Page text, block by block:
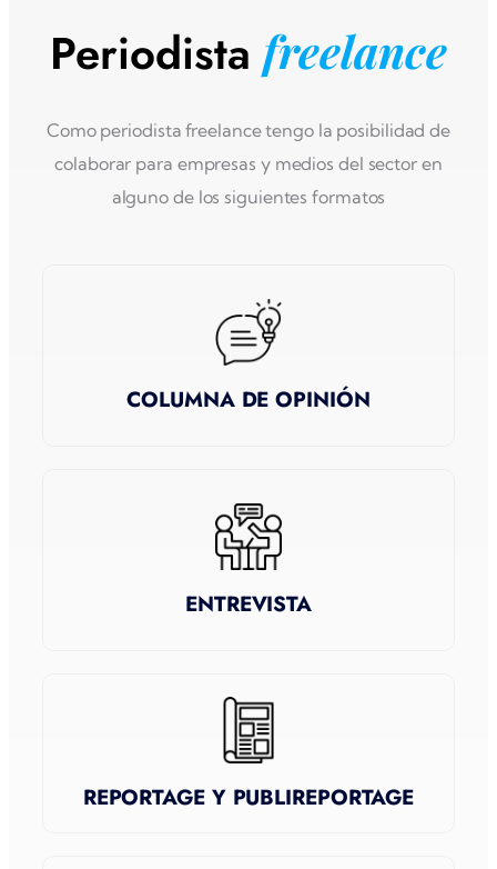
Periodistafreelance
Como periodista freelance tengo la posibilidad de
colaborar para empresas y medios del sector en
alguno de los siguientes formatos
COLUMNA DE OPINIÓN
ENTREVISTA
REPORTAGE Y PUBLIREPORTAGE